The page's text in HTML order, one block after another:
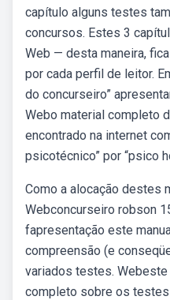
capítulo alguns testes
concursos. Estes 3
Web — desta maneira,
por cada perfil de leitor.
do concurseiro”
Webo material completo
encontrado na internet
psicotécnico” por “psico
Como a alocação destes
Webconcurseiro robson
fapresentação este
compreensão (e
variados testes. Webeste
completo sobre os